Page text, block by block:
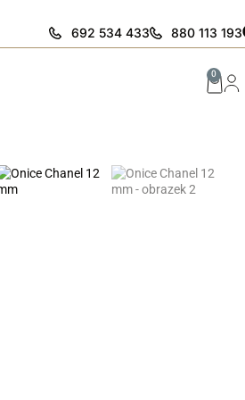
692 534 433 880 113 193
0